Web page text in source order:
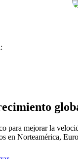
para mejorar la
en Norteamérica,